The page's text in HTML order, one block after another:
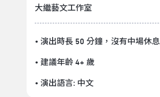
大繼藝文工作室
• 演出時長 50 分鐘 ，沒有中場休息
• 建議年齡 4+ 歲
• 演出語言: 中文